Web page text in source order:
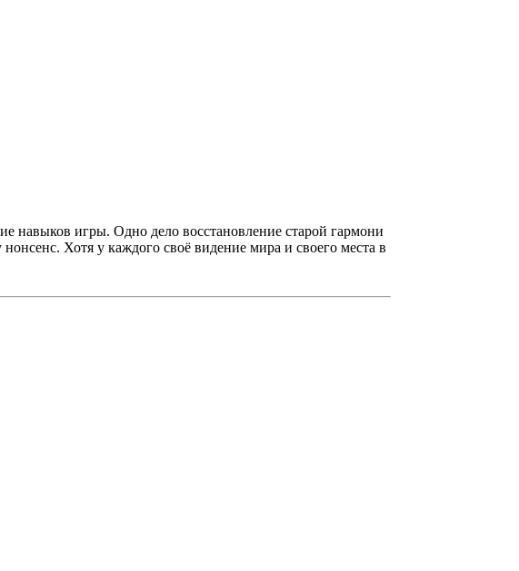
навыков игры. Одно дело восстановление старой гармони
Хотя у каждого своё видение мира и своего места в